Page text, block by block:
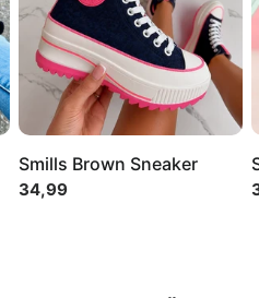
Smills Brown Sneaker
34,99